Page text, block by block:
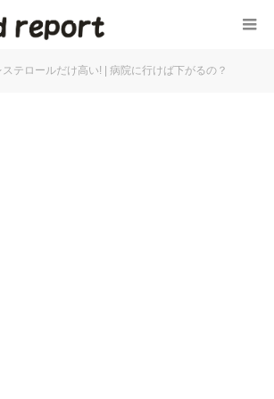
ステロールだけ高い! | 病院に行けば下がるの？